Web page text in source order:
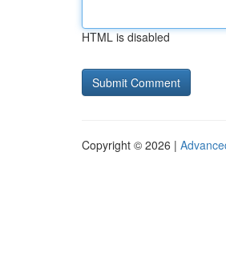
HTML is disabled
Copyright © 2026 |